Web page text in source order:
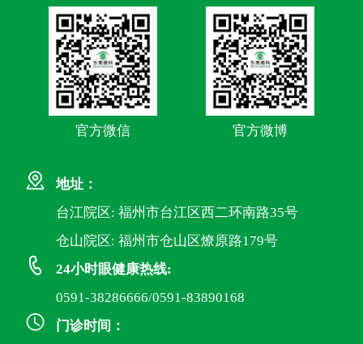
官方微信 官方微博
地址：
台江院区: 福州市台江区西二环南路35号
仓山院区: 福州市仓山区燎原路179号
24小时眼健康热线:
0591-38286666/0591-83890168
门诊时间：